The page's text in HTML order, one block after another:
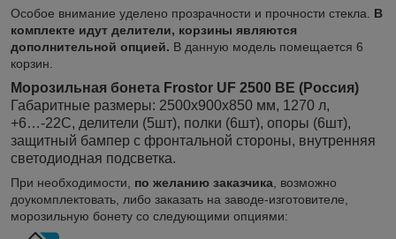
Особое внимание уделено прозрачности и прочности стекла. В
комплекте идут делители, корзины являются
дополнительной опцией. В данную модель помещается 6
корзин.
Морозильная бонета Frostor UF 2500 BE (Россия)
Габаритные размеры: 2500x900x850 мм, 1270 л,
+6…-22C, делители (5шт), полки (6шт), опоры (6шт),
защитный бампер с фронтальной стороны, внутренняя
светодиодная подсветка.
При необходимости, по желанию заказчика , возможно
доукомплектовать, либо заказать на заводе-изготовителе,
морозильную бонету со следующими опциями: